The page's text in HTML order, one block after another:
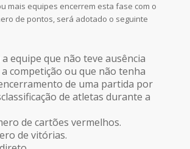
mais equipes encerrem esta fase com o
de pontos, será adotado o seguinte
a equipe que não teve ausência
competição ou que não tenha
de uma partida por
de atletas durante a
de cartões vermelhos.
de vitórias.